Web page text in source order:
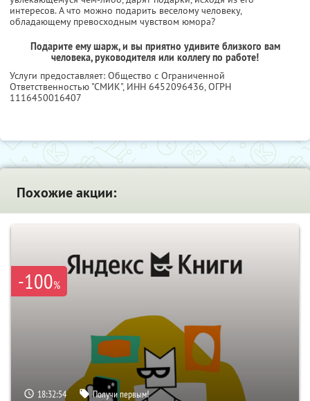
интересов. А что можно подарить веселому человеку,
обладающему превосходным чувством юмора?
Подарите ему шарж, и вы приятно удивите близкого вам
человека, руководителя или коллегу по работе!
Услуги предоставляет: Общество с Ограниченной
Ответственностью "СМИК", ИНН 6452096436, ОГРН
1116450016407
Похожие акции:
-100%
18:32:53 Получи первым!